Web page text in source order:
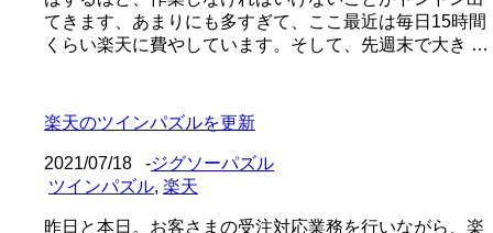
てきます、あまりにも多すぎて、ここ最近は毎日15時間
くらい楽天に費やしています。そして、先週末で大き …
楽天のツインパズルを更新
2021/07/18 -ジグソーパズル
ツインパズル, 楽天
昨日と本日。お客さまの受注対応業務を行いながら、楽